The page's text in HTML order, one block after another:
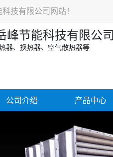
技有限公司网站！
峰节能科技有限公司
器、换热器、空气散热器等
公司介绍 产品中心